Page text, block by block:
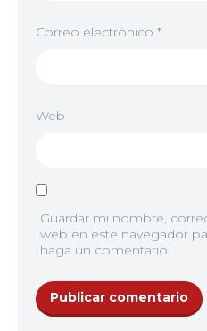
Correo electrónico *
Web
Guardar mi nombre,
web en este navegador
haga un comentario.